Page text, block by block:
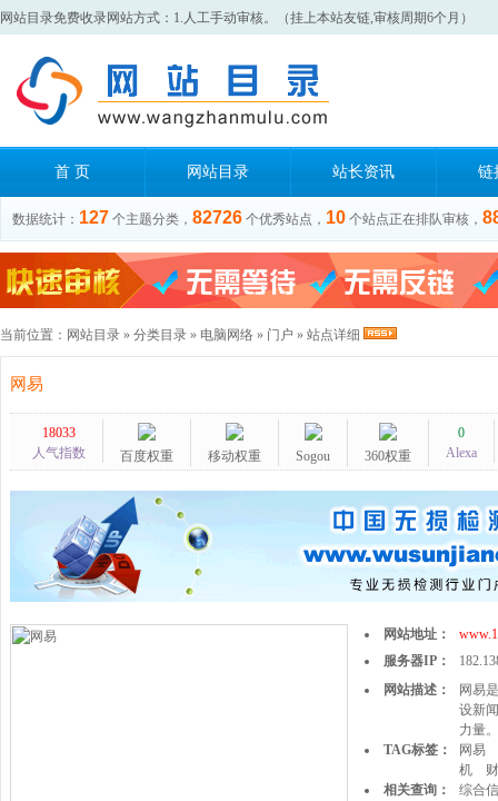
网站目录免费收录网站方式：1.人工手动审核。（挂上本站友链,审核周期6个月）
首 页 网站目录 站长资讯 链
数据统计： 127 个主题分类， 82726 个优秀站点， 10 个站点正在排队审核，
当前位置： 网站目录 » 分类目录 » 电脑网络 » 门户 » 站点详细
网易
18033
人气指数
百度权重 移动权重 Sogou 360权重
0
Alexa
网站地址：
服务器IP：
网站描述：
网易
设新
力量。
TAG标签：
网易
机
相关查询：
综合